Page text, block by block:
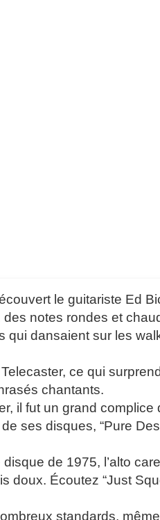
le guitariste Ed
notes rondes et
dansaient sur les
ce qui
chantants.
il fut un grand complice
ses disques, “Pure
de 1975, l’alto
Écoutez “Just
standards,